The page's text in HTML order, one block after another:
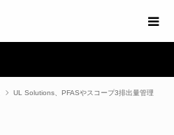
UL Solutions、PFASやスコープ3排出量管理